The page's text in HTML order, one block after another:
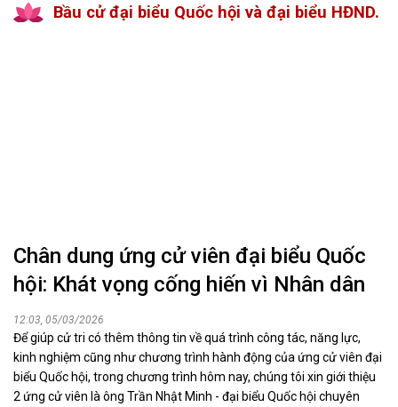
Bầu cử đại biểu Quốc hội và đại biểu HĐND.
Chân dung ứng cử viên đại biểu Quốc
hội: Khát vọng cống hiến vì Nhân dân
12:03, 05/03/2026
Để giúp cử tri có thêm thông tin về quá trình công tác, năng lực,
kinh nghiệm cũng như chương trình hành động của ứng cử viên đại
biểu Quốc hội, trong chương trình hôm nay, chúng tôi xin giới thiệu
2 ứng cử viên là ông Trần Nhật Minh - đại biểu Quốc hội chuyên